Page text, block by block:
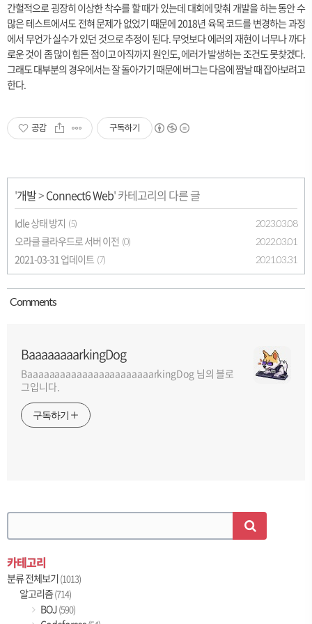
간헐적으로 굉장히 이상한 착수를 할 때가 있는데 대회에 맞춰 개발을 하는 동안 수
많은 테스트에서도 전혀 문제가 없었기 때문에 2018년 육목 코드를 변경하는 과정
에서 무언가 실수가 있던 것으로 추정이 된다. 무엇보다 에러의 재현이 너무나 까다
로운 것이 좀 많이 힘든 점이고 아직까지 원인도, 에러가 발생하는 조건도 못찾겠다.
그래도 대부분의 경우에서는 잘 돌아가기 때문에 버그는 다음에 짬날 때 잡아보려고
한다.
공감 구독하기
'개발>Connect6 Web' 카테고리의 다른 글
Idle 상태 방지 (5) 2023.03.08
오라클 클라우드로 서버 이전 (0) 2022.03.01
2021-03-31 업데이트 (7) 2021.03.31
Comments
BaaaaaaaarkingDog
BaaaaaaaaaaaaaaaaaaaaaaarkingDog 님의 블로
그입니다.
구독하기
카테고리
분류 전체보기(1013)
알고리즘(714)
BOJ (590)